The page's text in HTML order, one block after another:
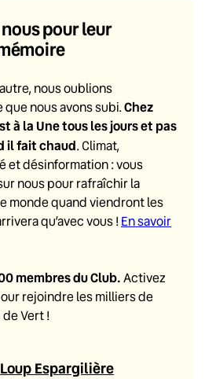
pour leur
nous oublions
nous avons subi.Chez
à la Une tous les jours et pas
il fait chaud. Climat,
et désinformation : vous
nous pour rafraîchir la
monde quand viendront les
qu’avec vous ! En savoir
membres du Club. Activez
rejoindre les milliers de
Vert !
Loup Espargilière